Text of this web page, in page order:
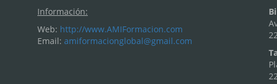
Información:
Web: http://www.AMIFormacion.com
Email: amiformacionglobal@gmail.com